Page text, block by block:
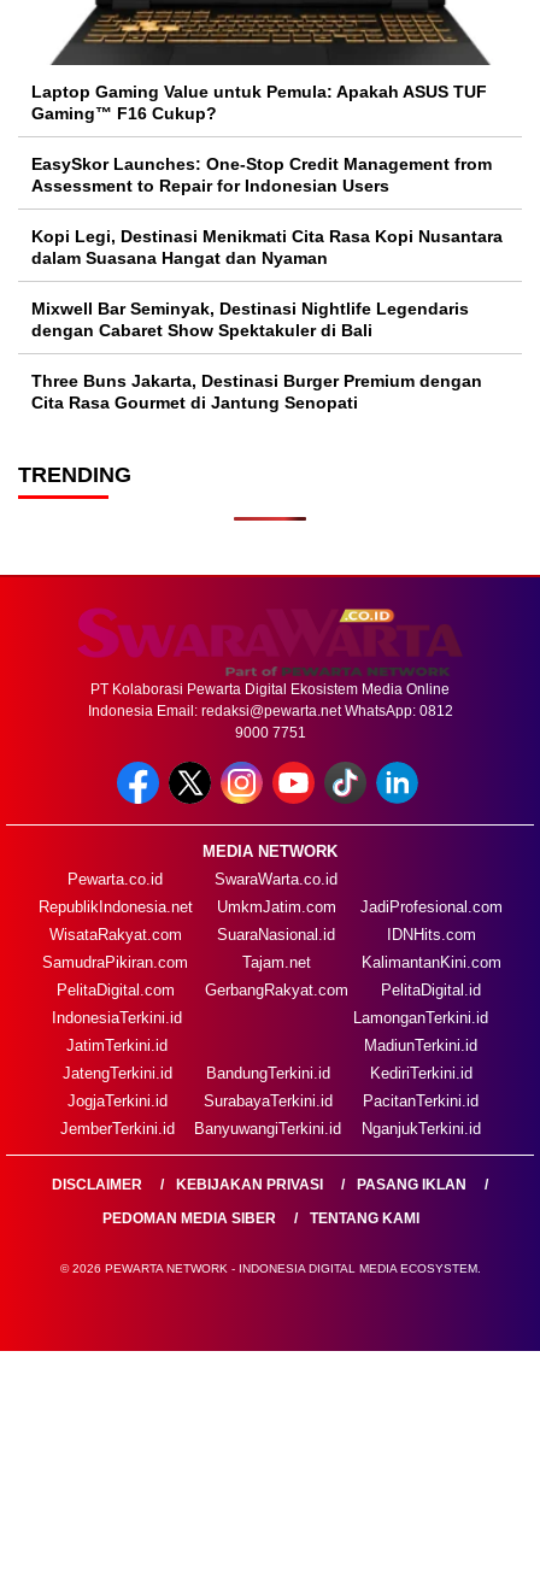
Laptop Gaming Value untuk Pemula: Apakah ASUS TUF
Gaming™ F16 Cukup?
EasySkor Launches: One-Stop Credit Management from
Assessment to Repair for Indonesian Users
Kopi Legi, Destinasi Menikmati Cita Rasa Kopi Nusantara
dalam Suasana Hangat dan Nyaman
Mixwell Bar Seminyak, Destinasi Nightlife Legendaris
dengan Cabaret Show Spektakuler di Bali
Three Buns Jakarta, Destinasi Burger Premium dengan
Cita Rasa Gourmet di Jantung Senopati
TRENDING
PT Kolaborasi Pewarta Digital Ekosistem Media Online
Indonesia Email: redaksi@pewarta.netWhatsApp: 0812
9000 7751
MEDIA NETWORK
Pewarta.co.id
RepublikIndonesia.net
WisataRakyat.com
SamudraPikiran.com
PelitaDigital.com
SwaraWarta.co.id
UmkmJatim.com
SuaraNasional.id
Tajam.net
GerbangRakyat.com
JadiProfesional.com
IDNHits.com
KalimantanKini.com
PelitaDigital.id
IndonesiaTerkini.id
JatimTerkini.id
JatengTerkini.id
JogjaTerkini.id
JemberTerkini.id
BandungTerkini.id
SurabayaTerkini.id
BanyuwangiTerkini.id
LamonganTerkini.id
MadiunTerkini.id
KediriTerkini.id
PacitanTerkini.id
NganjukTerkini.id
DISCLAIMER KEBIJAKAN PRIVASI
PASANG IKLAN
PEDOMAN MEDIA SIBER
TENTANG KAMI
© 2026 PEWARTA NETWORK - INDONESIA DIGITAL MEDIA ECOSYSTEM.